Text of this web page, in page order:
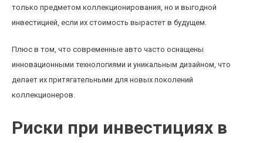
только предметом коллекционирования, но и выгодной
инвестицией, если их стоимость вырастет в будущем.
Плюс в том, что современные авто часто оснащены
инновационными технологиями и уникальным дизайном, что
делает их притягательными для новых поколений
коллекционеров.
Риски при инвестициях в